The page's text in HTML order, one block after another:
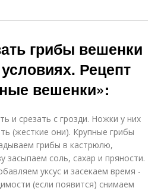
грибы вешенки
Рецепт
вешенки»:
и срезать с грозди. Ножки у них
(жесткие они). Крупные грибы
грибы в кастрюлю,
засыпаем соль, сахар и пряности.
уксус и засекаем время -
(если появится) снимаем